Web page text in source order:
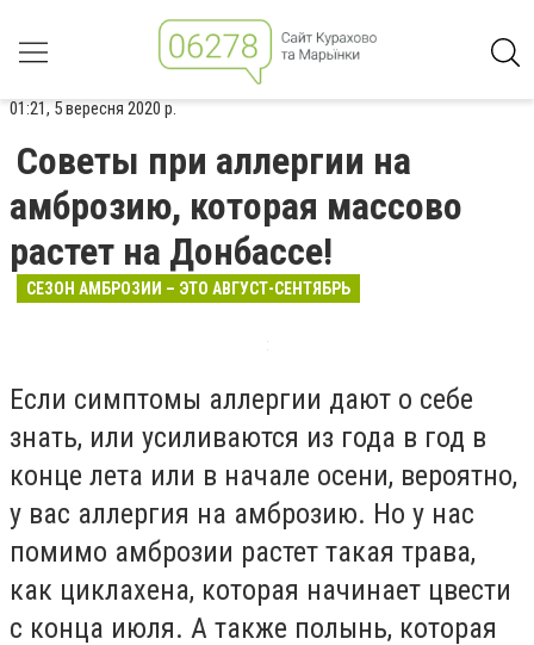
01:21, 5 вересня 2020 р.
Советы при аллергии на
амброзию, которая массово
растет на Донбассе!
СЕЗОН АМБРОЗИИ – ЭТО АВГУСТ-СЕНТЯБРЬ
Если симптомы аллергии дают о себе
знать, или усиливаются из года в год в
конце лета или в начале осени, вероятно,
у вас аллергия на амброзию. Но у нас
помимо амброзии растет такая трава,
как циклахена, которая начинает цвести
с конца июля. А также полынь, которая